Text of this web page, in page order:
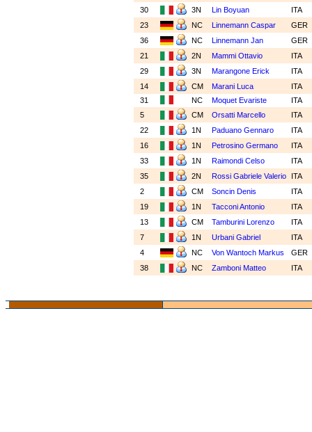
30
3N Lin Boyuan
ITA
23
NC Linnemann Caspar
GER
36
NC Linnemann Jan
GER
21
2N Mammi Ottavio
ITA
29
3N Marangone Erick
ITA
14
CM Marani Luca
ITA
31
NC Moquet Evariste
ITA
5
CM Orsatti Marcello
ITA
22
1N Paduano Gennaro
ITA
16
1N Petrosino Germano
ITA
33
1N Raimondi Celso
ITA
35
2N Rossi Gabriele Valerio
ITA
2
CM Soncin Denis
ITA
19
1N Tacconi Antonio
ITA
13
CM Tamburini Lorenzo
ITA
7
1N Urbani Gabriel
ITA
4
NC Von Wantoch Markus
GER
38
NC Zamboni Matteo ITA